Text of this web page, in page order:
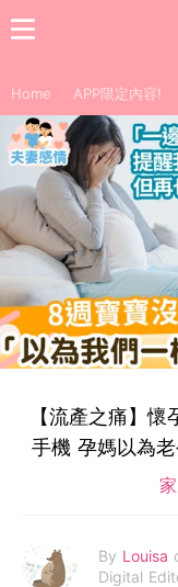
Home APP限定內容!
【流產之痛】
手機 孕媽以為
By Louisa
Digital